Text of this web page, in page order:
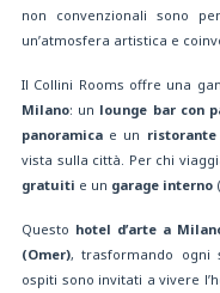
non convenzionali sono
un’atmosfera artistica e
Il Collini Rooms offre una
Milano: un lounge bar con
panoramica e un
vista sulla città. Per chi
gratuiti e un garage interno
Questo hotel d’arte a
(Omer), trasformando ogni
ospiti sono invitati a vivere